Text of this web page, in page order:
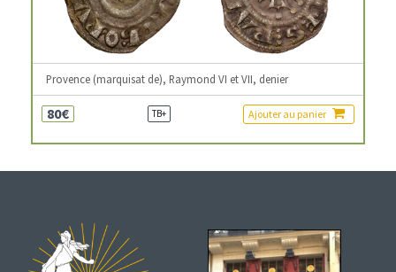
Provence (marquisat de), Raymond VI et VII, denier
80€ TB+ Ajouter au panier